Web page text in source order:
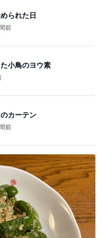
られた日
前
小鳥のヨウ素
カーテン
前